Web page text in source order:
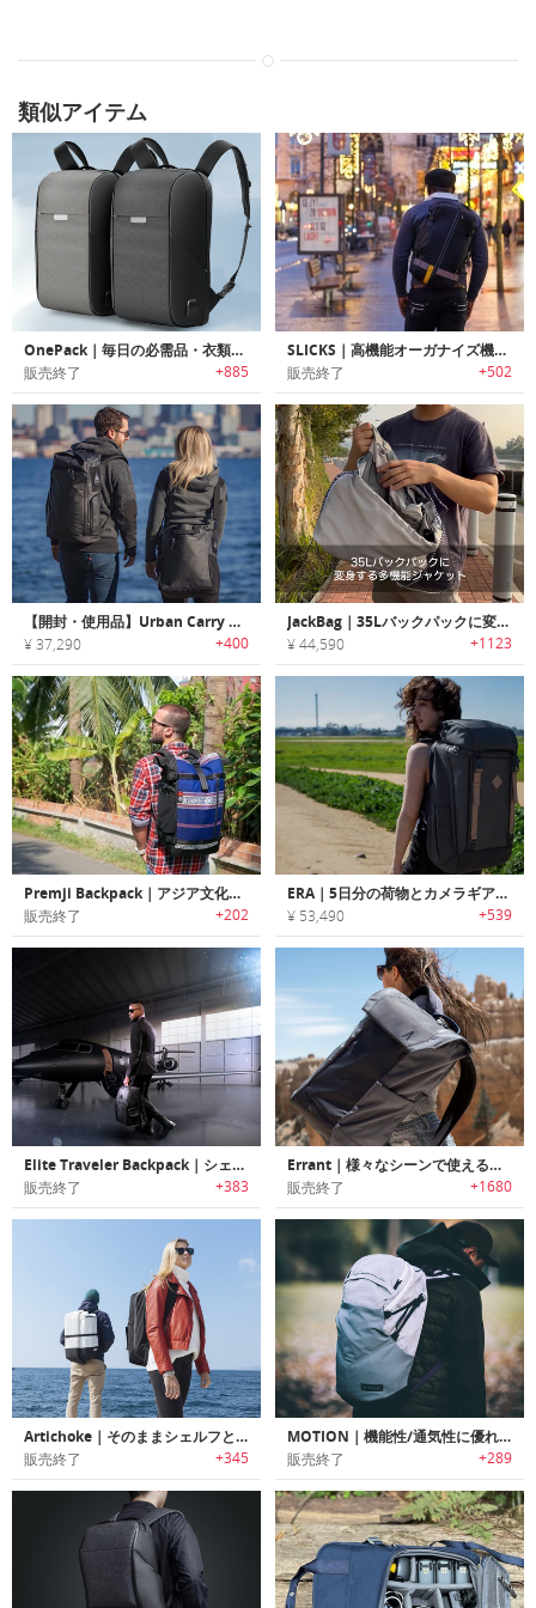
類似アイテム
OnePack｜毎日の必需品・衣類・モバイルデバイスのキャリーに便利な19の機能ポケット付きバックパック「ワンパック」
販売終了 +885
SLICKS｜高機能オーガナイズ機能搭載3WAYトラベルバックパック「スリックス」
販売終了 +502
【開封・使用品】Urban Carry System｜耐久性・オーガナイズ・アクセス性に優れ都市生活に最適なトート・バックパック「アーバンキャリーシステム」
¥ 37,290 +400
JackBag｜35Lバックパックに変身する多機能ジャケット「ジャックバッグ」
¥ 44,590 +1123
Premji Backpack｜アジア文化を伝承する生地を使ったエスニックバックパック「プレムジ」
販売終了 +202
ERA｜5日分の荷物とカメラギアを収納可能な大容量トラベルバックパック「エラ」
¥ 53,490 +539
Elite Traveler Backpack｜シェルフ/ドロワー付きバックパック「エリートトラベルバックパック」
販売終了 +383
Errant｜様々なシーンで使えるミニマルデザインEDCバックパック「エラン」
販売終了 +1680
Artichoke｜そのままシェルフとして使えるトラベルバックパック「アーティチョーク」
販売終了 +345
MOTION｜機能性/通気性に優れたデザインバックパック「モーション」
販売終了 +289